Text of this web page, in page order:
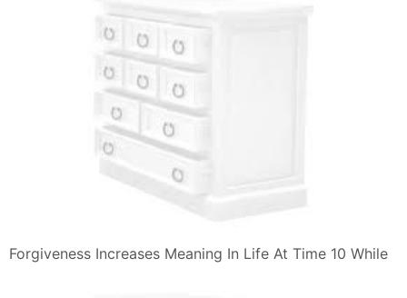
Forgiveness Increases Meaning In Life At Time 10 While